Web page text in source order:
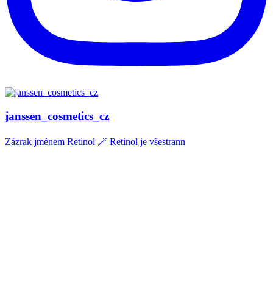
janssen_cosmetics_cz
Zázrak jménem Retinol 🪄 Retinol je všestrann